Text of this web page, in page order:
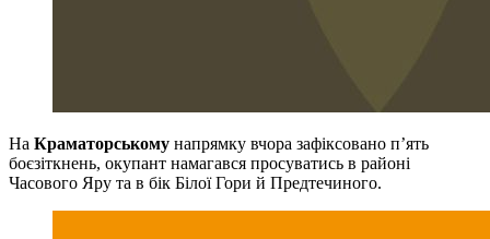
На Краматорському напрямку вчора зафіксовано п’ять
боєзіткнень, окупант намагався просуватись в районі
Часового Яру та в бік Білої Гори й Предтечиного.